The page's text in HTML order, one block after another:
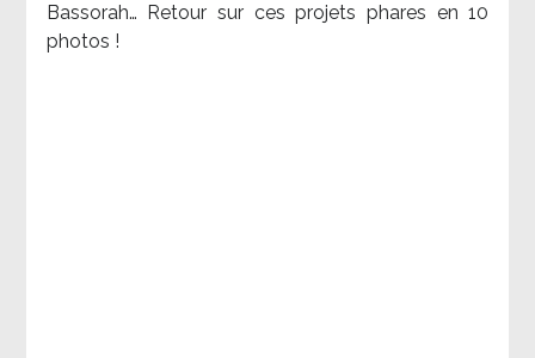
Bassorah… Retour sur ces projets phares en 10
photos !